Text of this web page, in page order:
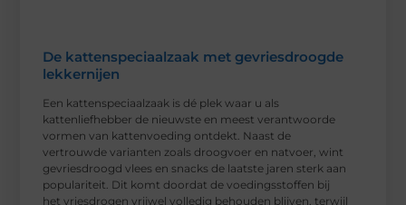
De kattenspeciaalzaak met gevriesdroogde
lekkernijen
Een kattenspeciaalzaak is dé plek waar u als
kattenliefhebber de nieuwste en meest verantwoorde
vormen van kattenvoeding ontdekt. Naast de
vertrouwde varianten zoals droogvoer en natvoer, wint
gevriesdroogd vlees en snacks de laatste jaren sterk aan
populariteit. Dit komt doordat de voedingsstoffen bij
het vriesdrogen vrijwel volledig behouden blijven, terwijl